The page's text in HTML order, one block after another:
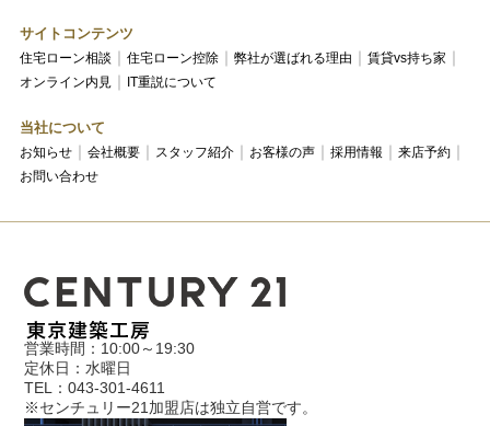
サイトコンテンツ
住宅ローン相談 住宅ローン控除 弊社が選ばれる理由
賃貸vs持ち家
オンライン内見
IT重説について
当社について
お知らせ 会社概要 スタッフ紹介 お客様の声 採用情報
来店予約
お問い合わせ
営業時間：10:00～19:30
定休日：水曜日
TEL：043-301-4611
※センチュリー21加盟店は独立自営です。